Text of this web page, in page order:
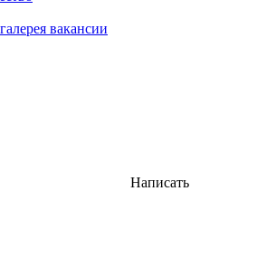
вакансии
Написать